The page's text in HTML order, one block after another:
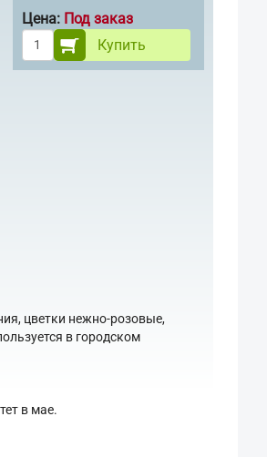
Цена: Под заказ
Купить
цветки нежно-розовые,
в городском
в мае.